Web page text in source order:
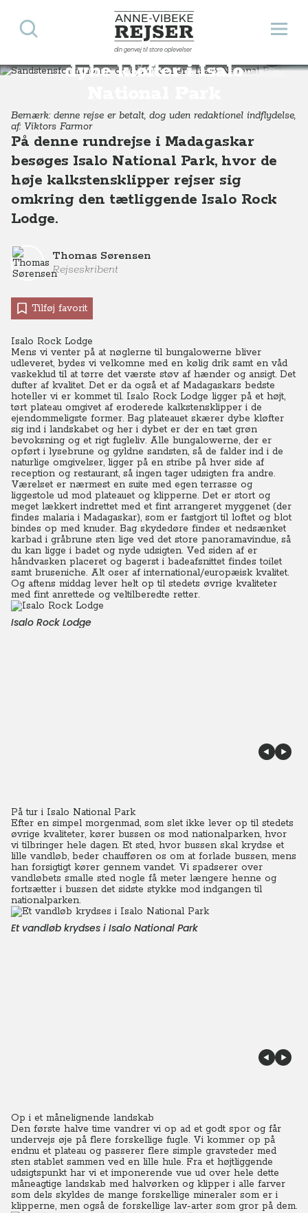
Anne-Vibeke Rejser
din genvej til store oplevelser
Åbn
Søg
Sandstensformationer og
dybe kløfter i Isalo
Destinationer Afrika Madagaskar Sandstensformationer og dybe kløfter i Isalo National Park
Bemærk: denne rejse er betalt, dog uden redaktionel indflydelse,
af: Viktors Farmor
På denne rundrejse i Madagaskar
besøges Isalo National Park, hvor de
høje kalkstensklipper rejser sig
omkring den tætliggende Isalo Rock
Lodge.
Thomas Sørensen
Rejseskribent
Tilføj favorit
Isalo Rock Lodge
Mens vi venter på at nøglerne til bungalowerne bliver
udleveret, bydes vi velkomne med en kølig drik samt en våd
vaskeklud til at tørre det værste støv af hænder og ansigt. Det
dufter af kvalitet. Det er da også et af Madagaskars bedste
hoteller vi er kommet til. Isalo Rock Lodge ligger på et højt,
tørt plateau omgivet af eroderede kalkstensklipper i de
ejendommeligste former. Bag plateauet skærer dybe kløfter
sig ind i landskabet og her i dybet er der en tæt grøn
bevoksning og et rigt fugleliv. Alle bungalowerne, der er
opført i lysebrune og gyldne sandsten, så de falder ind i de
naturlige omgivelser, ligger på en stribe på hver side af
reception og restaurant, så ingen tager udsigten fra andre.
Værelset er nærmest en suite med egen terrasse og
liggestole ud mod plateauet og klipperne. Det er stort og
meget lækkert indrettet med et fint arrangeret myggenet (der
findes malaria i Madagaskar), som er fastgjort til loftet og blot
bindes op med knuder. Bag skydedøre findes et nedsænket
karbad i gråbrune sten lige ved det store panoramavindue, så
du kan ligge i badet og nyde udsigten. Ved siden af er
håndvasken placeret og bagerst i badeafsnittet findes toilet
samt bruseniche. Alt oser af international/europæisk kvalitet.
Og aftens middag lever helt op til stedets øvrige kvaliteter
med fint anrettede og veltilberedte retter.
Isalo Rock Lodge
På tur i Isalo National Park
Efter en simpel morgenmad, som slet ikke lever op til stedets
øvrige kvaliteter, kører bussen os mod nationalparken, hvor
vi tilbringer hele dagen. Et sted, hvor bussen skal krydse et
lille vandløb, beder chaufføren os om at forlade bussen, mens
han forsigtigt kører gennem vandet. Vi spadserer over
vandløbets smalle sted nogle få meter længere henne og
fortsætter i bussen det sidste stykke mod indgangen til
nationalparken.
Et vandløb krydses i Isalo National Park
Op i et månelignende landskab
Den første halve time vandrer vi op ad et godt spor og får
undervejs øje på flere forskellige fugle. Vi kommer op på
endnu et plateau og passerer flere simple gravsteder med
sten stablet sammen ved en lille hule. Fra et højtliggende
udsigtspunkt har vi et imponerende vue ud over hele dette
måneagtige landskab med halvørken og klipper i alle farver
som dels skyldes de mange forskellige mineraler som er i
klipperne, men også de forskellige lav-arter som gror på dem.